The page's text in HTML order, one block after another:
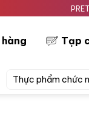
Tạp
Thực phẩm chức